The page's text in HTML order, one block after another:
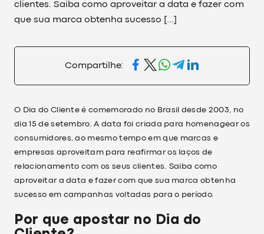
clientes. Saiba como aproveitar a data e fazer com
que sua marca obtenha sucesso […]
Compartilhe:
O Dia do Cliente é comemorado no Brasil desde 2003, no
dia 15 de setembro. A data foi criada para homenagear os
consumidores, ao mesmo tempo em que marcas e
empresas aproveitam para reafirmar os laços de
relacionamento com os seus clientes. Saiba como
aproveitar a data e fazer com que sua marca obtenha
sucesso em campanhas voltadas para o período.
Por que apostar no Dia do